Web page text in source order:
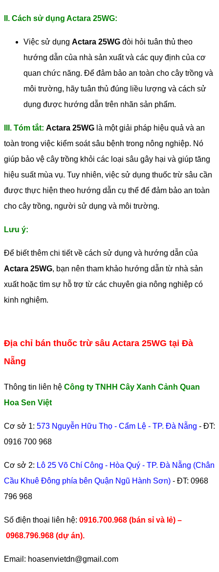
II. Cách sử dụng Actara 25WG:
Việc sử dụng Actara 25WG đòi hỏi tuân thủ theo
hướng dẫn của nhà sản xuất và các quy định của cơ
quan chức năng. Để đảm bảo an toàn cho cây trồng và
môi trường, hãy tuân thủ đúng liều lượng và cách sử
dụng được hướng dẫn trên nhãn sản phẩm.
III. Tóm tắt: Actara 25WG là một giải pháp hiệu quả và an
toàn trong việc kiểm soát sâu bệnh trong nông nghiệp. Nó
giúp bảo vệ cây trồng khỏi các loại sâu gây hại và giúp tăng
hiệu suất mùa vụ. Tuy nhiên, việc sử dụng thuốc trừ sâu cần
được thực hiện theo hướng dẫn cụ thể để đảm bảo an toàn
cho cây trồng, người sử dụng và môi trường.
Lưu ý:
Để biết thêm chi tiết về cách sử dụng và hướng dẫn của
Actara 25WG, bạn nên tham khảo hướng dẫn từ nhà sản
xuất hoặc tìm sự hỗ trợ từ các chuyên gia nông nghiệp có
kinh nghiệm.
Địa chỉ bán thuốc trừ sâu Actara 25WG tại Đà
Nẵng
Thông tin liên hệ Công ty TNHH Cây Xanh Cảnh Quan
Hoa Sen Việt
Cơ sở 1: 573 Nguyễn Hữu Thọ - Cẩm Lệ - TP. Đà Nẵng - ĐT:
0916 700 968
Cơ sở 2: Lô 25 Võ Chí Công - Hòa Quý - TP. Đà Nẵng (Chân
Cầu Khuê Đông phía bên Quận Ngũ Hành Sơn) - ĐT: 0968
796 968
​Số điện thoại liên hệ: 0916.700.968 (bán sỉ và lẻ) –
0968.796.968 (dự án).
Email: hoasenvietdn@gmail.com